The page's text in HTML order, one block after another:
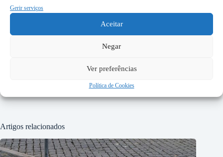
Gerir serviços
Aceitar
Negar
Ver preferências
Política de Cookies
Em ano de eleições, fica evidente que há fortes possibilidades de o
atual presidente perder as eleições, uma vez que não conseguiu
trazer uma melhoria e aumento da qualidade de vida para todos
os bejenses, nem cumprir o seu programa eleitoral, como irei mais
Artigos relacionados